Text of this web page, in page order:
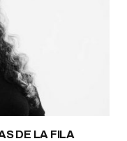
DE LA FILA